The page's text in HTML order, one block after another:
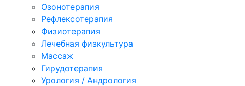
Озонотерапия
Рефлексотерапия
Физиотерапия
Лечебная физкультура
Массаж
Гирудотерапия
Урология / Андрология